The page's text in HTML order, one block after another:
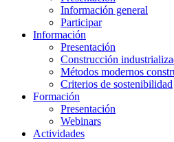
Información general
Participar
Información
Presentación
Construcción
Métodos modernos
Criterios de sostenibilidad
Formación
Presentación
Webinars
Actividades